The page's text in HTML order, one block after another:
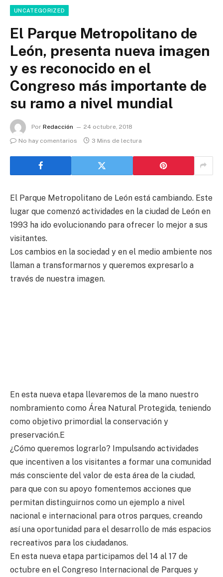
UNCATEGORIZED
El Parque Metropolitano de
León, presenta nueva imagen
y es reconocido en el
Congreso más importante de
su ramo a nivel mundial
Por Redacción
24 octubre, 2018
No hay comentarios
3 Mins de lectura
El Parque Metropolitano de León está cambiando. Este
lugar que comenzó actividades en la ciudad de León en
1993 ha ido evolucionando para ofrecer lo mejor a sus
visitantes.
Los cambios en la sociedad y en el medio ambiente nos
llaman a transformarnos y queremos expresarlo a
través de nuestra imagen.
En esta nueva etapa llevaremos de la mano nuestro
nombramiento como Área Natural Protegida, teniendo
como objetivo primordial la conservación y
preservación.E
¿Cómo queremos lograrlo? Impulsando actividades
que incentiven a los visitantes a formar una comunidad
más consciente del valor de esta área de la ciudad,
para que con su apoyo fomentemos acciones que
permitan distinguirnos como un ejemplo a nivel
nacional e internacional para otros parques, creando
así una oportunidad para el desarrollo de más espacios
recreativos para los ciudadanos.
En esta nueva etapa participamos del 14 al 17 de
octubre en el Congreso Internacional de Parques y